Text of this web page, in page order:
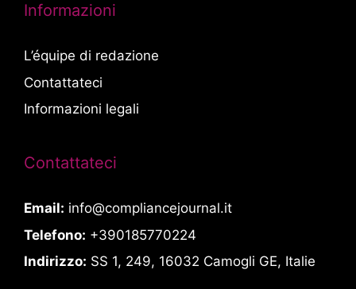
Informazioni
L’équipe di redazione
Contattateci
Informazioni legali
Contattateci
Email: info@compliancejournal.it
Telefono: +390185770224
Indirizzo: SS 1, 249, 16032 Camogli GE, Italie